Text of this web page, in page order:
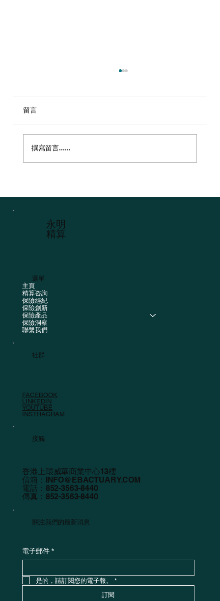
留言
撰寫留言......
​永明
精算
選單
主頁
精算咨詢
保險經紀
保險創新
保險產品
保險洞察
聯繫我們
社群
FACEBOOK
LINKEDIN
YOUTUBE
INSTRAGRAM
接觸
香港上環威華商業中心13樓
信箱： INFO@EBACTUARY.COM
電話：852-3563-8440
傳真：852-3563-8440
關注我們的最新消息
電子郵件 *
是的，請訂閱您的電子報。
*
訂閱